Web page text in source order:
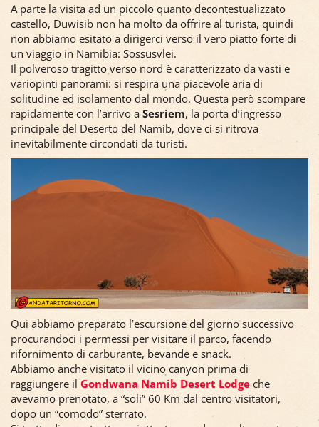
A parte la visita ad un piccolo quanto decontestualizzato
castello, Duwisib non ha molto da offrire al turista, quindi
non abbiamo esitato a dirigerci verso il vero piatto forte di
un viaggio in Namibia: Sossusvlei.
Il polveroso tragitto verso nord è caratterizzato da vasti e
variopinti panorami: si respira una piacevole aria di
solitudine ed isolamento dal mondo. Questa però scompare
rapidamente con l’arrivo a Sesriem, la porta d’ingresso
principale del Deserto del Namib, dove ci si ritrova
inevitabilmente circondati da turisti.
Qui abbiamo preparato l’escursione del giorno successivo
procurandoci i permessi per visitare il parco, facendo
rifornimento di carburante, bevande e snack.
Abbiamo anche visitato il vicino canyon prima di
raggiungere il Gondwana Namib Desert Lodge che
avevamo prenotato, a “soli” 60 Km dal centro visitatori,
dopo un “comodo” sterrato.